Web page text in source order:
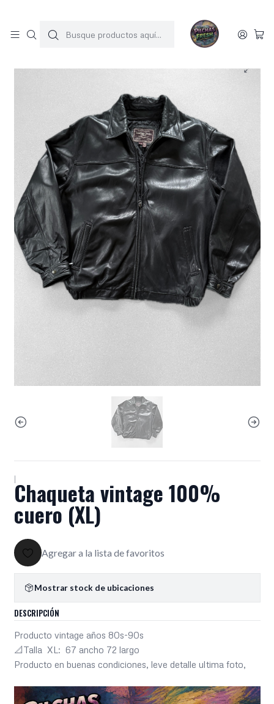
Inicio JACKET CUERO Chaqueta vintage 100% cuero (XL)
|Chaqueta vintage 100%
cuero (XL)
Agregar a la lista de favoritos
Mostrar stock de ubicaciones
DESCRIPCIÓN
Producto vintage años 80s-90s
📐Talla XL: 67 ancho 72 largo
Producto en buenas condiciones, leve detalle ultima foto,